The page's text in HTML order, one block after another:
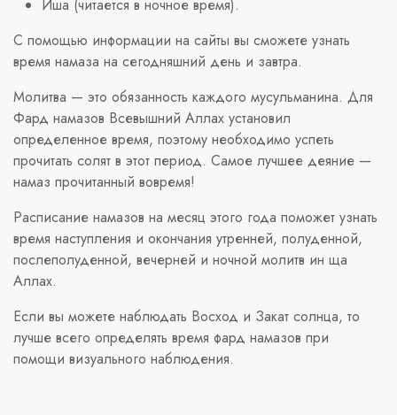
Иша (читается в ночное время).
С помощью информации на сайты вы сможете узнать
время намаза на сегодняшний день и завтра.
Молитва — это обязанность каждого мусульманина. Для
Фард намазов Всевышний Аллах установил
определенное время, поэтому необходимо успеть
прочитать солят в этот период. Самое лучшее деяние —
намаз прочитанный вовремя!
Расписание намазов на месяц этого года поможет узнать
время наступления и окончания утренней, полуденной,
послеполуденной, вечерней и ночной молитв ин ща
Аллах.
Если вы можете наблюдать Восход и Закат солнца, то
лучше всего определять время фард намазов при
помощи визуального наблюдения.